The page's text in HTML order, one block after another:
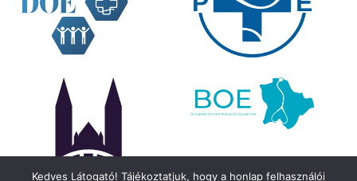
Kedves Látogató! Tájékoztatjuk, hogy a honlap felhasználói